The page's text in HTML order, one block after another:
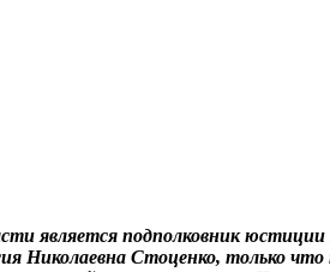
является подполковник
Николаевна Стоценко, только что